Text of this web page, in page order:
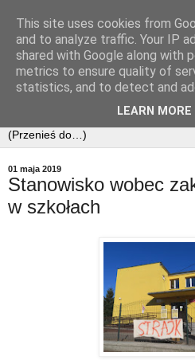
01 maja 2019
Stanowisko wobec
w szkołach
This site uses cookies from
and to analyze traffic. Your IP
shared with Google along with
metrics to ensure quality of
statistics, and to detect and
LEARN MORE